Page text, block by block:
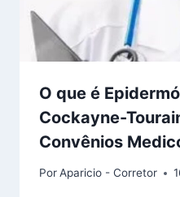
O que é
Cockayne-
Convênios
PorAparicio - Corretor